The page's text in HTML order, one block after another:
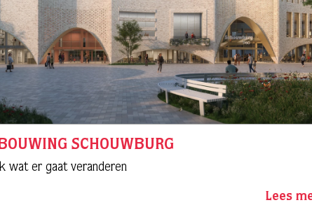
SCHOUWBURG
wat er gaat veranderen
Lees